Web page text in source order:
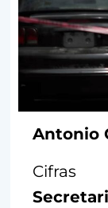
Antonio